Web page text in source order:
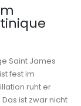
Saint James
fest im
ruht er
ist zwar nicht